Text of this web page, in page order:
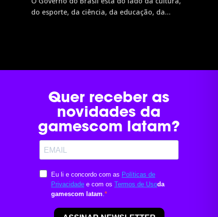
do esporte, da ciência, da educação, da
Quer receber as
novidades da
gamescom latam?